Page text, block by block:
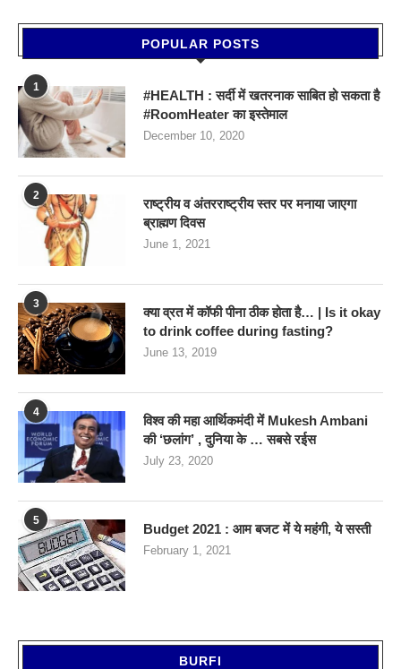
POPULAR POSTS
1
#HEALTH : सर्दी में खतरनाक साबित हो सकता है
#RoomHeater का इस्तेमाल
December 10, 2020
2
राष्ट्रीय व अंतरराष्ट्रीय स्तर पर मनाया जाएगा
ब्राह्मण दिवस
June 1, 2021
3
क्या व्रत में कॉफी पीना ठीक होता है… | Is it okay
to drink coffee during fasting?
June 13, 2019
4
विश्व की महा आर्थिकमंदी में Mukesh Ambani
की ‘छलांग’ , दुनिया के … सबसे रईस
July 23, 2020
5
Budget 2021 : आम बजट में ये महंगी, ये सस्‍ती
February 1, 2021
BURFI